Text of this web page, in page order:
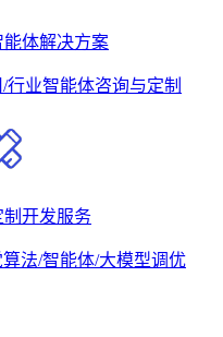
能体解决方案
行业智能体咨询与定制
制开发服务
法/智能体/大模型调优